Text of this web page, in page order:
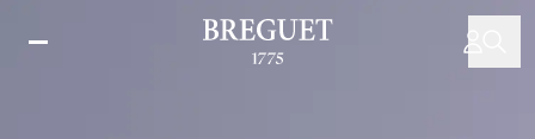
zum